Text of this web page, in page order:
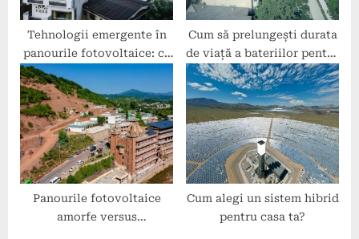
Tehnologii emergente în
panourile fotovoltaice: ce
ne așteaptă?
Cum să prelungești durata
de viață a bateriilor pentru
panouri fotovoltaice
Panourile fotovoltaice
amorfe versus
Cum alegi un sistem hibrid
pentru casa ta?